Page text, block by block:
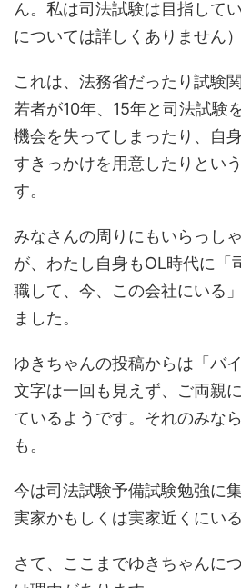
ん。私は司法試験は目指して
については詳しくありません）
これは、法務省だったり試験
若者が10年、15年と司法試験
機会を失ってしまったり、自
すきっかけを用意したりとい
す。
みなさんの周りにもいらっし
が、わたし自身もOL時代に「
職して、今、この会社にいる
ました。
ゆきちゃんの投稿からは「バ
文字は一回も見えず、ご両親
ているようです。それのみな
も。
今は司法試験予備試験勉強に
実家かもしくは実家近くにいる
さて、ここまでゆきちゃんに